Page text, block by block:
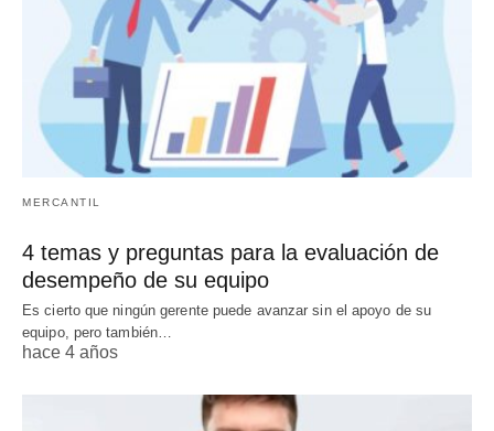
MERCANTIL
4 temas y preguntas para la evaluación de
desempeño de su equipo
Es cierto que ningún gerente puede avanzar sin el apoyo de su
equipo, pero también…
hace 4 años